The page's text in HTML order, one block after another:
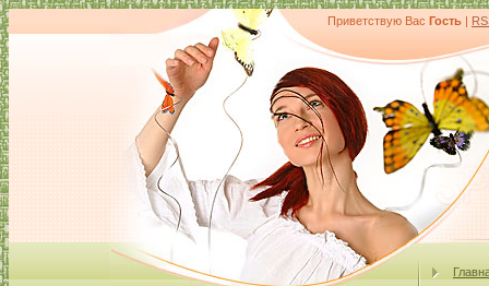
Приветствую Вас Гость |